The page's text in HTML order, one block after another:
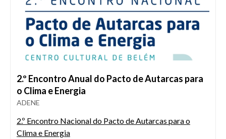
2.º Encontro Anual do Pacto de Autarcas para
o Clima e Energia
ADENE
2.º Encontro Nacional do Pacto de Autarcas para o
Clima e Energia